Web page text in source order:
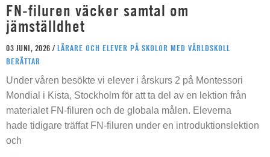
FN-filuren väcker samtal om
jämställdhet
03 JUNI, 2026 / LÄRARE OCH ELEVER PÅ SKOLOR MED VÄRLDSKOLL
BERÄTTAR
Under våren besökte vi elever i årskurs 2 på Montessori
Mondial i Kista, Stockholm för att ta del av en lektion från
materialet FN-filuren och de globala målen. Eleverna
hade tidigare träffat FN-filuren under en introduktionslektion
och